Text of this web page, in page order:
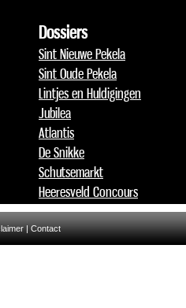
Dossiers
Sint Nieuwe Pekela
Sint Oude Pekela
Lintjes en Huldigingen
Jubilea
Atlantis
De Snikke
Schutsemarkt
Heeresveld Concours
|Contact